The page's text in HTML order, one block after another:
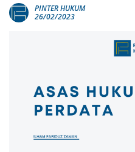
PINTER HUKUM
26/02/2023